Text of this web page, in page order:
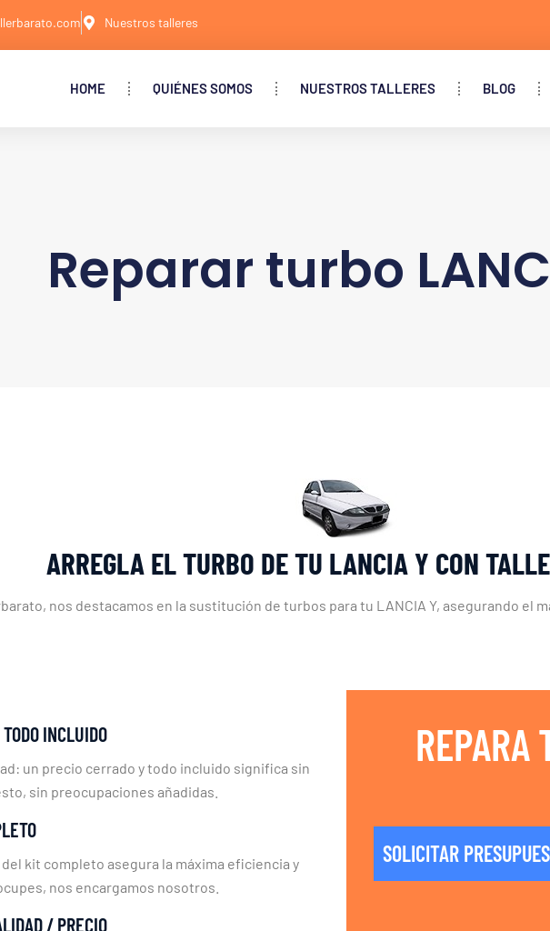
Nuestros talleres
HOME QUIÉNES SOMOS NUESTROS TALLERES BLOG
Reparar turbo
ARREGLA EL TURBO DE TU LANCIA Y CON
nos destacamos en la sustitución de turbos para tu LANCIA Y, asegurando el
INCLUIDO
un precio cerrado y todo incluido significa sin
sin preocupaciones añadidas.
del kit completo asegura la máxima eficiencia y
nos encargamos nosotros.
/ PRECIO
REPARA
SOLICITAR